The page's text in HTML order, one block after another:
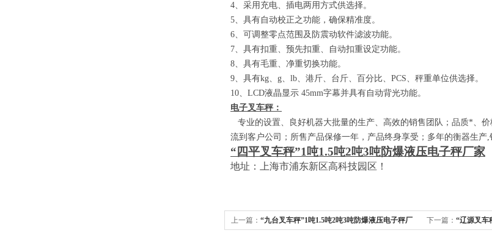
4、采用充电、插电两用方式供选择。
5、具有自动校正之功能，确保精准度。
6、可调整零点范围及防震动软件滤波功能。
7、具有扣重、预先扣重、自动扣重设定功能。
8、具有毛重、净重切换功能。
9、具有kg、 g、 lb、港斤、台斤、百分比、 PCS、秤重单位供选择。
10、 LCD液晶显示 45mm字幕并具有自动背光功能。
电子叉车秤：
专业的设置、良好机器大批量的生产、高效的销售团队；品质*、
流到客户公司；所售产品保修一年，产品终身享受；多年的衡器生产,
“四平叉车秤”1 吨1.5吨2吨3吨防爆液压电子秤厂家
地址：上海市浦东新区高科技园区！
上一篇： “九台叉车秤”1吨1.5吨2吨3吨防爆液压电子秤厂 下一篇： “辽源叉车